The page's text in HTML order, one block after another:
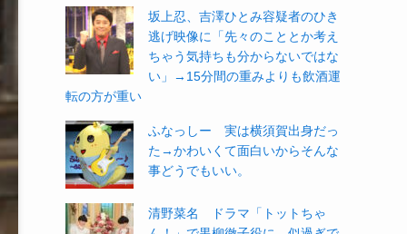
坂上忍、吉澤ひとみ容疑者のひき
逃げ映像に「先々のこととか考え
ちゃう気持ちも分からないではな
い」→15分間の重みよりも飲酒運
転の方が重い
ふなっしー 実は横須賀出身だっ
た→かわいくて面白いからそんな
事どうでもいい。
清野菜名 ドラマ「トットちゃ